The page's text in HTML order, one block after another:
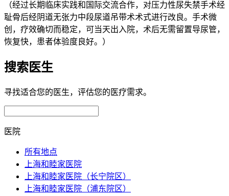
（经过长期临床实践和国际交流合作，对压力性尿失禁手术经
耻骨后经阴道无张力中段尿道吊带术术式进行改良。手术微
创，疗效确切而稳定，可当天出入院，术后无需留置导尿管，
恢复快，患者体验度良好。）
搜索医生
寻找适合您的医生，评估您的医疗需求。
医院
所有地点
上海和睦家医院
上海和睦家医院（长宁院区）
上海和睦家医院（浦东院区）